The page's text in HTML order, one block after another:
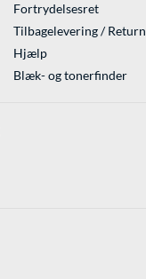
Fortrydelsesret
Tilbagelevering / Return
Hjælp
Blæk- og tonerfinder